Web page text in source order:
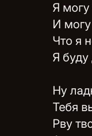
Я могу
И
Что я
Я
Ну
Тебя
Рву